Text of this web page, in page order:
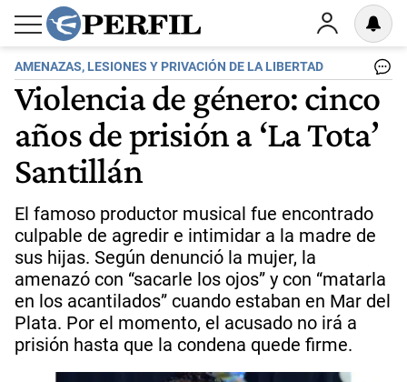
AMENAZAS, LESIONES Y PRIVACIÓN DE LA LIBERTAD
Violencia de género: cinco
años de prisión a ‘La Tota’
Santillán
El famoso productor musical fue encontrado
culpable de agredir e intimidar a la madre de
sus hijas. Según denunció la mujer, la
amenazó con “sacarle los ojos” y con “matarla
en los acantilados” cuando estaban en Mar del
Plata. Por el momento, el acusado no irá a
prisión hasta que la condena quede firme.